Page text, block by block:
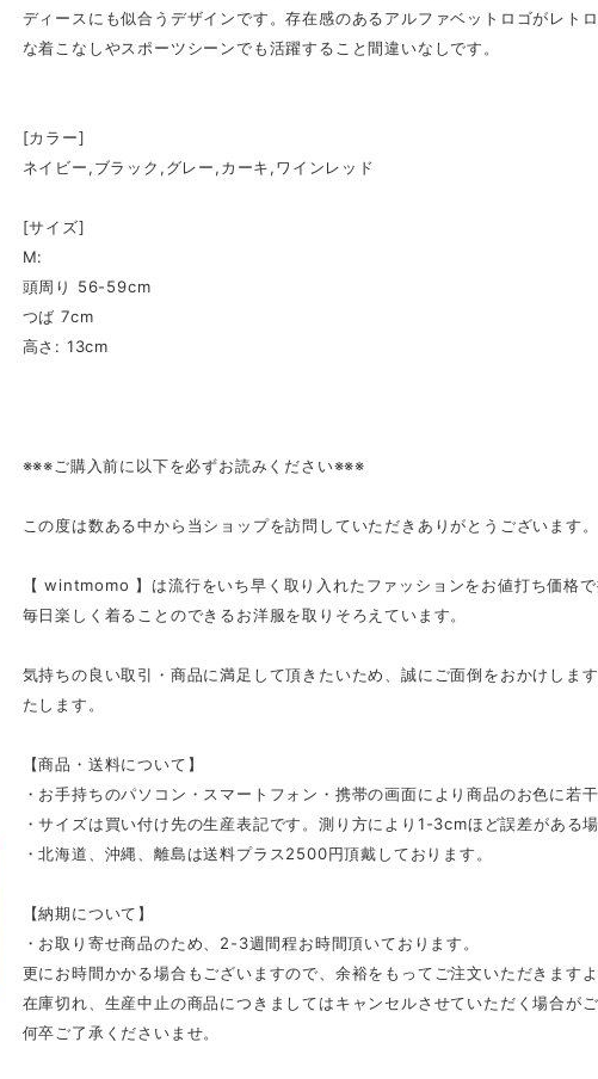
ディースにも似合うデザインです。存在感のあるアルファベットロゴがレト
な着こなしやスポーツシーンでも活躍すること間違いなしです。
[カラー]
ネイビー,ブラック,グレー,カーキ,ワインレッド
[サイズ]
M:
頭周り 56-59cm
つば 7cm
高さ: 13cm
※※※ご購入前に以下を必ずお読みください※※※
この度は数ある中から当ショップを訪問していただきありがとうございます。
【 wintmomo 】は流行をいち早く取り入れたファッションをお値打ち価格で
毎日楽しく着ることのできるお洋服を取りそろえています。
気持ちの良い取引・商品に満足して頂きたいため、誠にご面倒をおかけしま
たします。
【商品・送料について】
・お手持ちのパソコン・スマートフォン・携帯の画面により商品のお色に若
・サイズは買い付け先の生産表記です。測り方により1-3cmほど誤差がある場
・北海道、沖縄、離島は送料プラス2500円頂戴しております。
【納期について】
・お取り寄せ商品のため、2-3週間程お時間頂いております。
更にお時間かかる場合もございますので、余裕をもってご注文いただきますよ
在庫切れ、生産中止の商品につきましてはキャンセルさせていただく場合がご
何卒ご了承くださいませ。